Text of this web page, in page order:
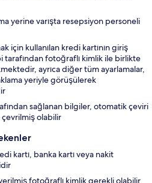
yerine varışta resepsiyon personeli
için kullanılan kredi kartının giriş
tarafından fotoğraflı kimlik ile birlikte
ayrıca diğer tüm ayarlamalar,
yeriyle görüşülerek
sağlanan bilgiler, otomatik çeviri
çevrilmiş olabilir
kartı, banka kartı veya nakit
fotoğraflı kimlik gerekli olabilir